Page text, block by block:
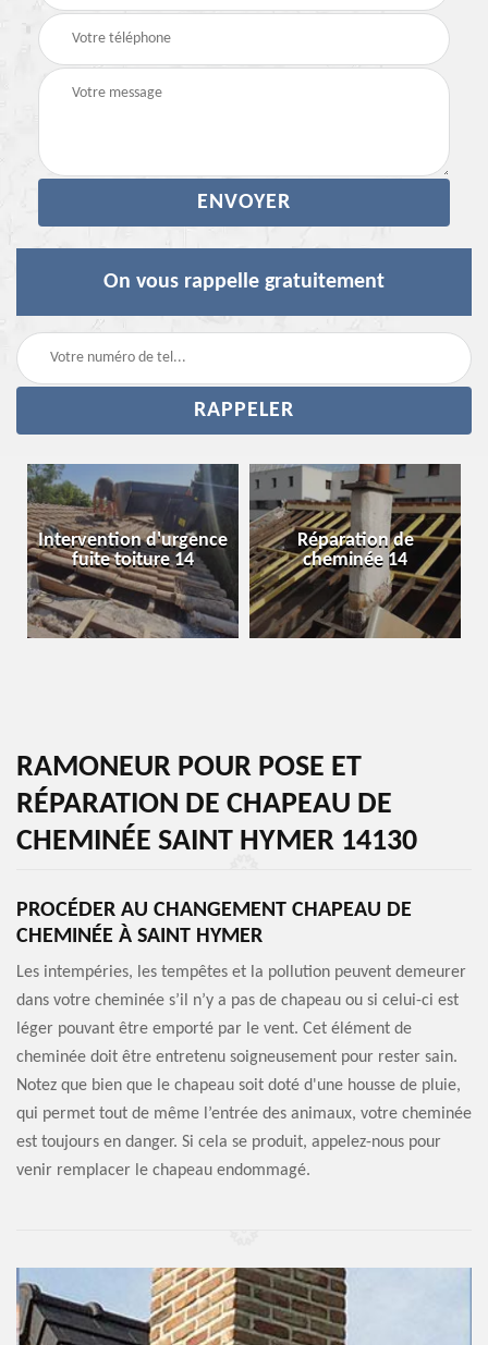
On vous rappelle gratuitement
Intervention d'urgence
fuite toiture 14
Réparation de
cheminée 14
RAMONEUR POUR POSE ET
RÉPARATION DE CHAPEAU DE
CHEMINÉE SAINT HYMER 14130
PROCÉDER AU CHANGEMENT CHAPEAU DE
CHEMINÉE À SAINT HYMER
Les intempéries, les tempêtes et la pollution peuvent demeurer
dans votre cheminée s’il n’y a pas de chapeau ou si celui-ci est
léger pouvant être emporté par le vent. Cet élément de
cheminée doit être entretenu soigneusement pour rester sain.
Notez que bien que le chapeau soit doté d'une housse de pluie,
qui permet tout de même l’entrée des animaux, votre cheminée
est toujours en danger. Si cela se produit, appelez-nous pour
venir remplacer le chapeau endommagé.